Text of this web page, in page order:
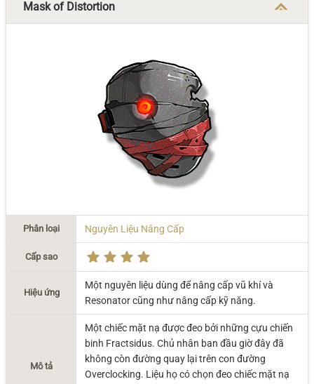
Mask of Distortion
Phân loại Nguyên Liệu Nâng Cấp
Cấp sao
Hiệu ứng
Một nguyên liệu dùng để nâng cấp vũ khí và
Resonator cũng như nâng cấp kỹ năng.
Mô tả
Một chiếc mặt nạ được đeo bởi những cựu chiến
binh Fractsidus. Chủ nhân ban đầu giờ đây đã
không còn đường quay lại trên con đường
Overclocking. Liệu họ có chọn đeo chiếc mặt nạ